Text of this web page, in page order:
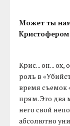
Может ты
Крис... он...
роль в
время съемок
прям. Это два
него свой
абсолютно